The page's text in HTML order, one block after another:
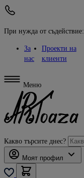
При нужда от съдействие:
За
нас
Проекти на
клиенти
Меню
Какво търсите днес?
Моят профил